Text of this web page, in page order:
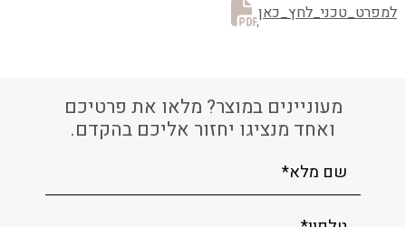
למפרט_טכני_לחץ_כאן
מעוניינים במוצר? מלאו את פרטיכם
ואחד מנציגו יחזור אליכם בהקדם.